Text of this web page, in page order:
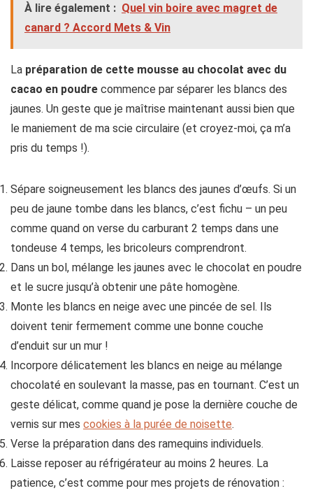
À lire également : Quel vin boire avec magret de
canard ? Accord Mets & Vin
La préparation de cette mousse au chocolat avec du
cacao en poudre commence par séparer les blancs des
jaunes. Un geste que je maîtrise maintenant aussi bien que
le maniement de ma scie circulaire (et croyez-moi, ça m’a
pris du temps !).
Sépare soigneusement les blancs des jaunes d’œufs. Si un
peu de jaune tombe dans les blancs, c’est fichu – un peu
comme quand on verse du carburant 2 temps dans une
tondeuse 4 temps, les bricoleurs comprendront.
Dans un bol, mélange les jaunes avec le chocolat en poudre
et le sucre jusqu’à obtenir une pâte homogène.
Monte les blancs en neige avec une pincée de sel. Ils
doivent tenir fermement comme une bonne couche
d’enduit sur un mur !
Incorpore délicatement les blancs en neige au mélange
chocolaté en soulevant la masse, pas en tournant. C’est un
geste délicat, comme quand je pose la dernière couche de
vernis sur mes cookies à la purée de noisette.
Verse la préparation dans des ramequins individuels.
Laisse reposer au réfrigérateur au moins 2 heures. La
patience, c’est comme pour mes projets de rénovation :